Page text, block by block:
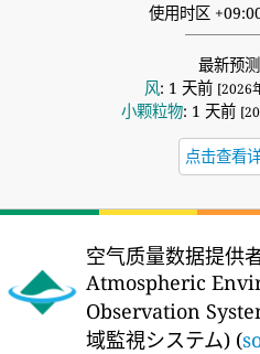
使用时区
最新预
风: 1 天前 [2026
小颗粒物: 1 天前
点击查看
空气质量数据提供者
Atmospheric
Observation
域監視システム) (